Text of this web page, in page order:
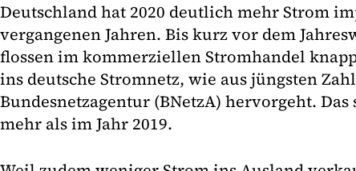
Deutschland hat 2020 deutlich mehr Strom
vergangenen Jahren. Bis kurz vor dem
flossen im kommerziellen Stromhandel
ins deutsche Stromnetz, wie aus jüngsten
Bundesnetzagentur (BNetzA) hervorgeht.
mehr als im Jahr 2019.